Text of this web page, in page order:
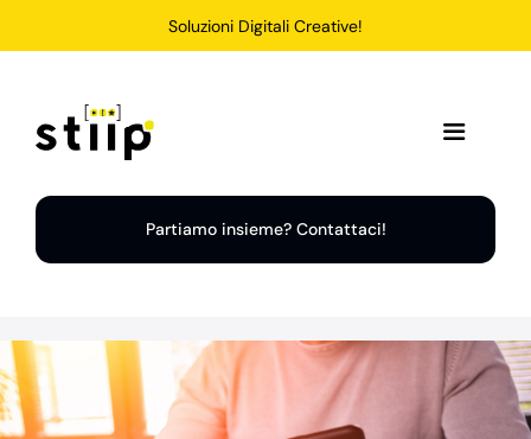
Soluzioni Digitali Creative!
Toggle
Home
Soluzioni
Partiamo insieme? Contattaci!